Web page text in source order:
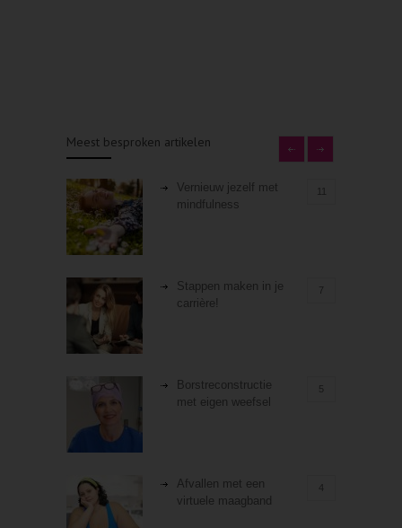
Meest besproken artikelen
Vernieuw jezelf met
mindfulness
Stappen maken in je
carrière!
7
Borstreconstructie
met eigen weefsel
5
Afvallen met een
virtuele maagband
4